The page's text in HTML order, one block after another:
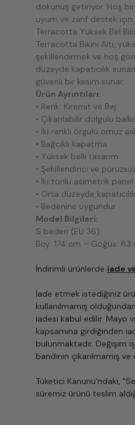
dokunuş getiriyor. Hoş
uyum ve zarif destek için
Terracotta Yüksek Bel
Terracotta Bikini Altı,
şekillendirmek ve hoş
düzeyde kapatıcılık
güvenli bir kesim sunar.
Ürün Ayrıntıları:
• Renk: Kiremit ve Bej
• Çıkarılabilir dolgulu
• İki renkli örgülü omuz
• Bağcıklı kapatma
• Yüksek belli tasarım
• Şekillendirici ve
• İki tonlu asimetrik panel
• Orta düzeyde kapatıcılık
• Bedenine uygundur
Model Bilgileri:
S beden (EU 36)
Boy: 174 cm – Göğüs:
İndirimli ürünlerde iade
İade etmek istediğiniz
kullanılmamış
iadesi kabul edilir. Mayo
kapsamına girdiğinden
bulunmaktadır. Değişim
bandının çıkarılmamış
Tüketici Kanunu'ndaki,
süremiz ürünü teslim